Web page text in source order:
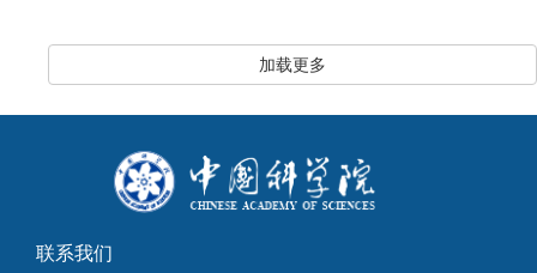
加载更多
联系我们